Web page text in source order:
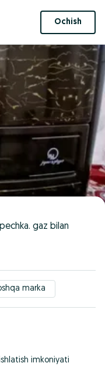
Ochish
gaz bilan
marka
imkoniyati